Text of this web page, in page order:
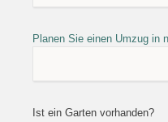
Planen Sie einen Umzug in
Ist ein Garten vorhanden?